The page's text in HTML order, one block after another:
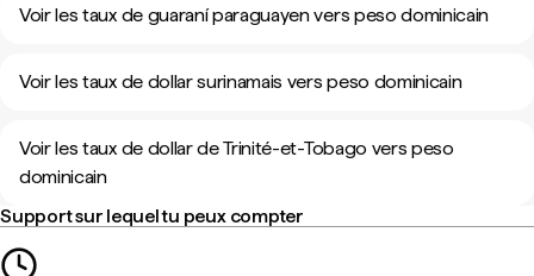
Voir les taux de guaraní paraguayen vers peso dominicain
Voir les taux de dollar surinamais vers peso dominicain
Voir les taux de dollar de Trinité-et-Tobago vers peso
dominicain
Support sur lequel tu peux compter